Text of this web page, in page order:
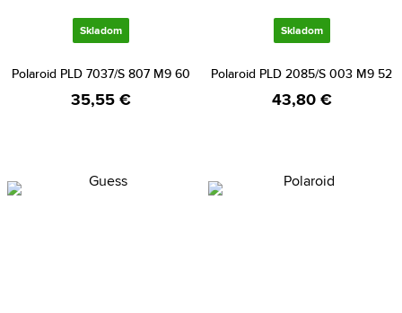
Skladom
Polaroid PLD 7037/S 807 M9 60
35,55 €
Skladom
Polaroid PLD 2085/S 003 M9 52
43,80 €